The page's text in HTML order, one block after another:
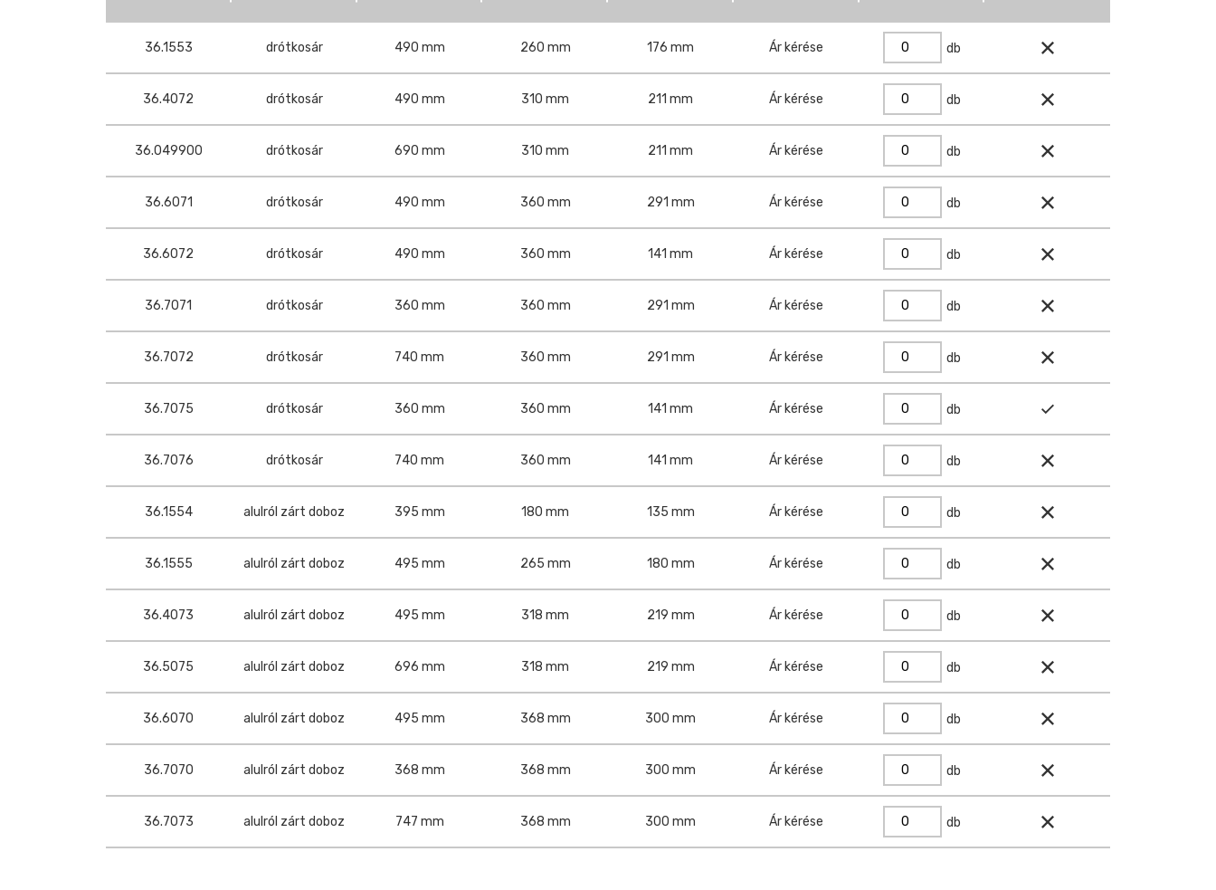
36.1553 drótkosár 490 mm 260 mm 176 mm Ár kérése db
36.4072 drótkosár 490 mm 310 mm 211 mm Ár kérése db
36.049900 drótkosár 690 mm 310 mm 211 mm Ár kérése db
36.6071 drótkosár 490 mm 360 mm 291 mm Ár kérése db
36.6072 drótkosár 490 mm 360 mm 141 mm Ár kérése db
36.7071 drótkosár 360 mm 360 mm 291 mm Ár kérése db
36.7072 drótkosár 740 mm 360 mm 291 mm Ár kérése db
36.7075 drótkosár 360 mm 360 mm 141 mm Ár kérése db
36.7076 drótkosár 740 mm 360 mm 141 mm Ár kérése db
36.1554 alulról zárt doboz 395 mm 180 mm 135 mm Ár kérése db
36.1555 alulról zárt doboz 495 mm 265 mm 180 mm Ár kérése db
36.4073 alulról zárt doboz 495 mm 318 mm 219 mm Ár kérése db
36.5075 alulról zárt doboz 696 mm 318 mm 219 mm Ár kérése db
36.6070 alulról zárt doboz 495 mm 368 mm 300 mm Ár kérése db
36.7070 alulról zárt doboz 368 mm 368 mm 300 mm Ár kérése db
36.7073 alulról zárt doboz 747 mm 368 mm 300 mm Ár kérése db